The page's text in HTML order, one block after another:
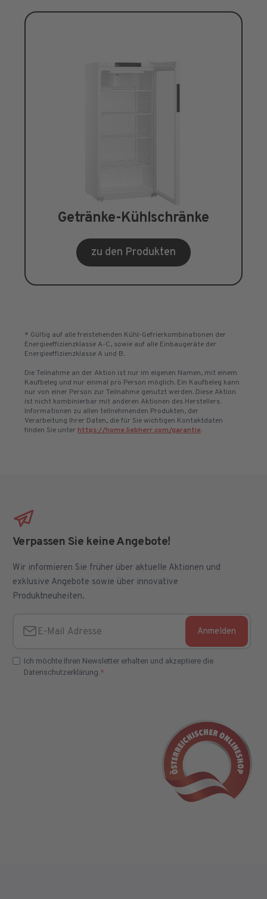
Getränke-Kühlschränke
zu den Produkten
* Gültig auf alle freistehenden Kühl-Gefrierkombinationen der
Energieeffizienzklasse A-C, sowie auf alle Einbaugeräte der
Energieeffizienzklasse A und B.
Die Teilnahme an der Aktion ist nur im eigenen Namen, mit einem
Kaufbeleg und nur einmal pro Person möglich. Ein Kaufbeleg kann
nur von einer Person zur Teilnahme genutzt werden. Diese Aktion
ist nicht kombinierbar mit anderen Aktionen des Herstellers.
Informationen zu allen teilnehmenden Produkten, der
Verarbeitung Ihrer Daten, die für Sie wichtigen Kontaktdaten
finden Sie unterhttps://home.liebherr.com/garantie.
Verpassen Sie keine Angebote!
Wir informieren Sie früher über aktuelle Aktionen und
exklusive Angebote sowie über innovative
Produktneuheiten.
Ich möchte Ihren Newsletter erhalten und akzeptiere die
Datenschutzerklärung.
Anmelden